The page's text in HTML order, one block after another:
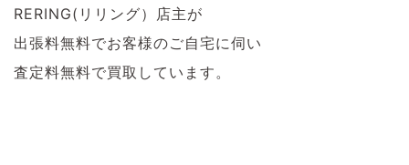
RERING(リリング）店主が
出張料無料でお客様のご自宅に伺い
査定料無料で買取しています。